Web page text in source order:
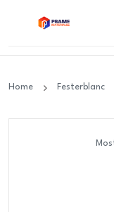
Home Festerblanc